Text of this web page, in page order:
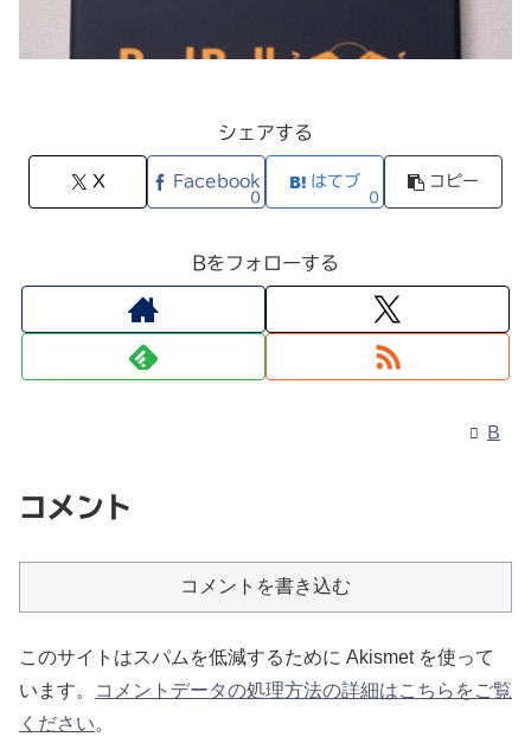
シェアする
X Facebook
0
はてブ
0
コピー
Bをフォローする
B
コメント
コメントを書き込む
このサイトはスパムを低減するために Akismet を使って
います。
コメントデータの処理方法の詳細はこちらをご覧
ください。